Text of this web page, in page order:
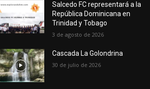
Salcedo FC representará a la
República Dominicana en
Trinidad y Tobago
3 de agosto de 2026
Cascada La Golondrina
30 de julio de 2026